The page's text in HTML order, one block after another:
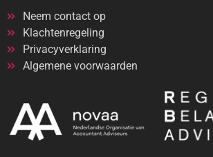
Neem contact op
Klachtenregeling
Privacyverklaring
Algemene voorwaarden